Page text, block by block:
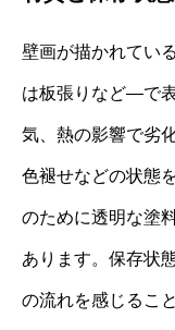
壁画が描かれてい
は板張りなど―で
気、熱の影響で劣
色褪せなどの状態
のために透明な塗
あります。保存状
の流れを感じるこ